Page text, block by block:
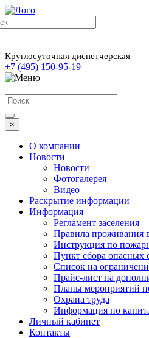
Круглосуточная диспетчерская
+7 (495) 150-95-19
×
О компании
Новости
Новости
Фотогалерея
Видео
Раскрытие информации
Информация
Регламент заселения
Правила проживания
Инструкция по
Пункт сбора опасных
Список на
Прайс-лист на
Планы мероприятий
Охрана труда
Информация по
Личный кабинет
Контакты